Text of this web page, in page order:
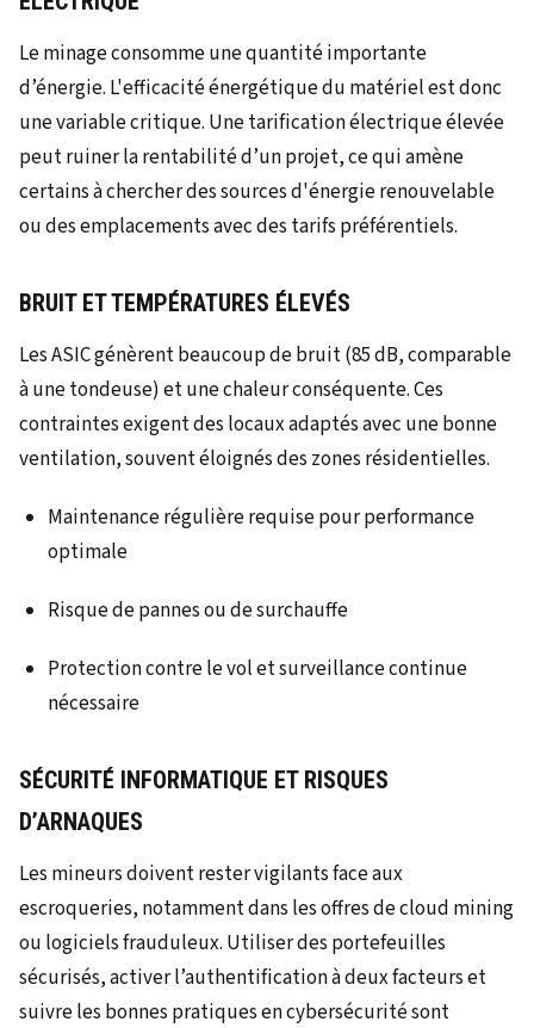
Le minage consomme une quantité importante
d’énergie. L'efficacité énergétique du matériel est donc
une variable critique. Une tarification électrique élevée
peut ruiner la rentabilité d’un projet, ce qui amène
certains à chercher des sources d'énergie renouvelable
ou des emplacements avec des tarifs préférentiels.
BRUIT ET TEMPÉRATURES ÉLEVÉS
Les ASIC génèrent beaucoup de bruit (85 dB, comparable
à une tondeuse) et une chaleur conséquente. Ces
contraintes exigent des locaux adaptés avec une bonne
ventilation, souvent éloignés des zones résidentielles.
Maintenance régulière requise pour performance
optimale
Risque de pannes ou de surchauffe
Protection contre le vol et surveillance continue
nécessaire
SÉCURITÉ INFORMATIQUE ET RISQUES
D’ARNAQUES
Les mineurs doivent rester vigilants face aux
escroqueries, notamment dans les offres de cloud mining
ou logiciels frauduleux. Utiliser des portefeuilles
sécurisés, activer l’authentification à deux facteurs et
suivre les bonnes pratiques en cybersécurité sont